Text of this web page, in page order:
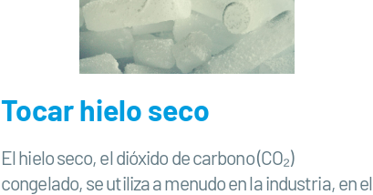
Tocar hielo seco
El hielo seco, el dióxido de carbono (CO₂)
congelado, se utiliza a menudo en la industria, en el